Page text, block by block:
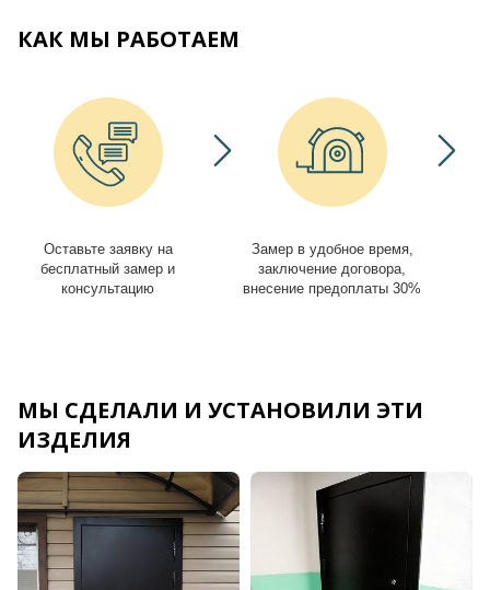
КАК МЫ РАБОТАЕМ
Оставьте заявку на
бесплатный замер и
консультацию
Замер в удобное время,
заключение договора,
внесение предоплаты 30%
МЫ СДЕЛАЛИ И УСТАНОВИЛИ ЭТИ
ИЗДЕЛИЯ